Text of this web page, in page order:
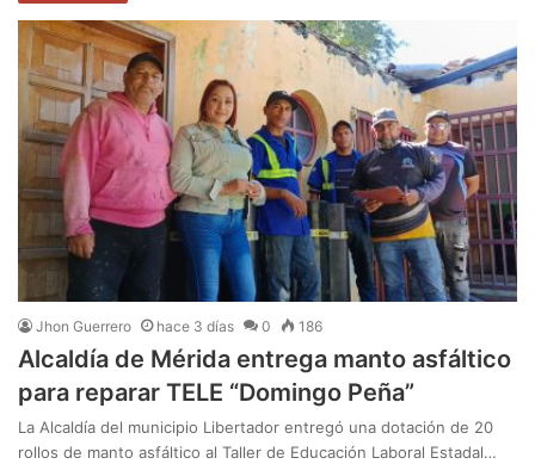
Jhon Guerrero hace 3 días 0 186
Alcaldía de Mérida entrega manto asfáltico
para reparar TELE “Domingo Peña”
La Alcaldía del municipio Libertador entregó una dotación de 20
rollos de manto asfáltico al Taller de Educación Laboral Estadal…